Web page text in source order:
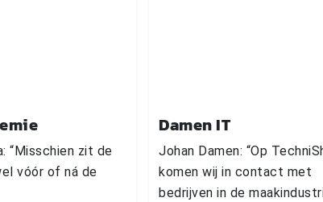
“Misschien zit de
vóór of ná de
Damen IT
Johan Damen: “Op
komen wij in contact met
bedrijven in de